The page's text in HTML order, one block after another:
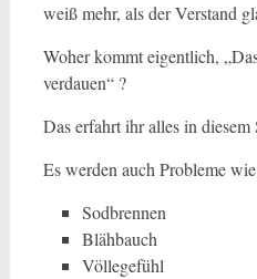
weiß mehr, als der Verstand
Woher kommt eigentlich,
verdauen“ ?
Das erfahrt ihr alles in diesem
Es werden auch Probleme
Sodbrennen
Blähbauch
Völlegefühl